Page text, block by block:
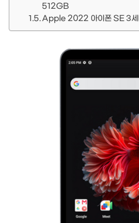
512GB
Apple 2022 아이폰 SE 3세